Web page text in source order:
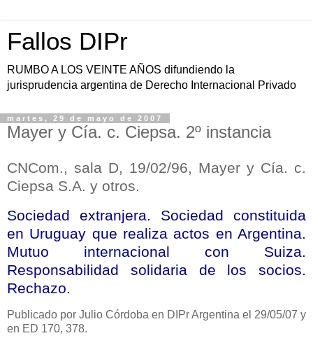
Fallos DIPr
RUMBO A LOS VEINTE AÑOS difundiendo la
jurisprudencia argentina de Derecho Internacional Privado
martes, 29 de mayo de 2007
Mayer y Cía. c. Ciepsa. 2º instancia
CNCom., sala D, 19/02/96, Mayer y Cía. c.
Ciepsa S.A. y otros.
Sociedad extranjera. Sociedad constituida
en Uruguay que realiza actos en Argentina.
Mutuo internacional con Suiza.
Responsabilidad solidaria de los socios.
Rechazo.
Publicado por Julio Córdoba en DIPr Argentina el 29/05/07 y
en ED 170, 378.